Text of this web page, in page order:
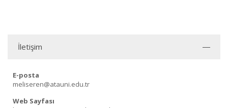
İletişim
E-posta
meliseren@atauni.edu.tr
Web Sayfası